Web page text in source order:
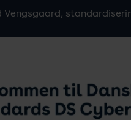
Vengsgaard,